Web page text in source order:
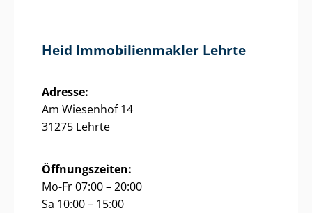
Heid Im­mo­bi­li­en­mak­ler Lehrte
Adresse:
Am Wiesenhof 14
31275 Lehrte
Öffnungszeiten:
Mo-Fr 07:00 – 20:00
Sa 10:00 – 15:00